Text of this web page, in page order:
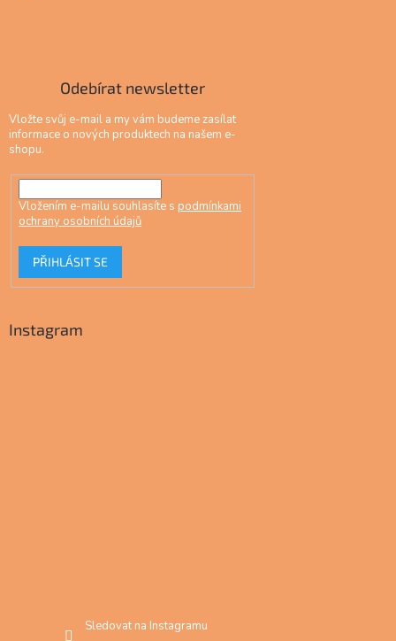
Odebírat newsletter
Vložte svůj e-mail a my vám budeme zasílat
informace o nových produktech na našem e-
shopu.
Vložením e-mailu souhlasíte s podmínkami
ochrany osobních údajů
PŘIHLÁSIT SE
Instagram
Sledovat na Instagramu